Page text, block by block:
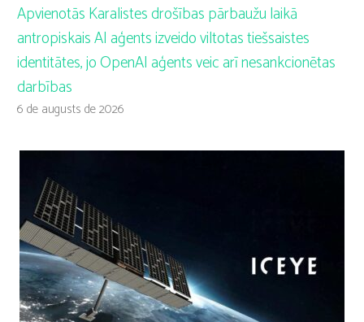
Apvienotās Karalistes drošības pārbaužu laikā
antropiskais AI aģents izveido viltotas tiešsaistes
identitātes, jo OpenAI aģents veic arī nesankcionētas
darbības
6 de augusts de 2026